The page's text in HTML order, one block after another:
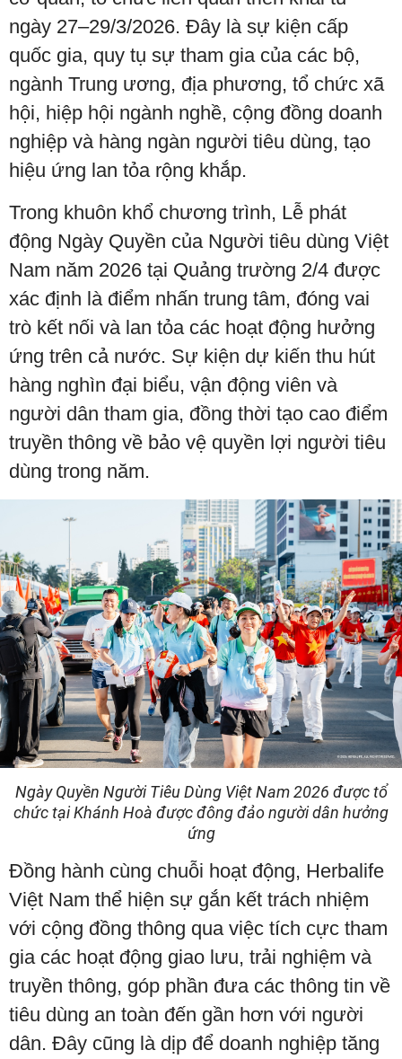
ngày 27–29/3/2026. Đây là sự kiện cấp
quốc gia, quy tụ sự tham gia của các bộ,
ngành Trung ương, địa phương, tổ chức xã
hội, hiệp hội ngành nghề, cộng đồng doanh
nghiệp và hàng ngàn người tiêu dùng, tạo
hiệu ứng lan tỏa rộng khắp.
Trong khuôn khổ chương trình, Lễ phát
động Ngày Quyền của Người tiêu dùng Việt
Nam năm 2026 tại Quảng trường 2/4 được
xác định là điểm nhấn trung tâm, đóng vai
trò kết nối và lan tỏa các hoạt động hưởng
ứng trên cả nước. Sự kiện dự kiến thu hút
hàng nghìn đại biểu, vận động viên và
người dân tham gia, đồng thời tạo cao điểm
truyền thông về bảo vệ quyền lợi người tiêu
dùng trong năm.
Ngày Quyền Người Tiêu Dùng Việt Nam 2026 được tổ
chức tại Khánh Hoà được đông đảo người dân hưởng
ứng
Đồng hành cùng chuỗi hoạt động, Herbalife
Việt Nam thể hiện sự gắn kết trách nhiệm
với cộng đồng thông qua việc tích cực tham
gia các hoạt động giao lưu, trải nghiệm và
truyền thông, góp phần đưa các thông tin về
tiêu dùng an toàn đến gần hơn với người
dân. Đây cũng là dịp để doanh nghiệp tăng